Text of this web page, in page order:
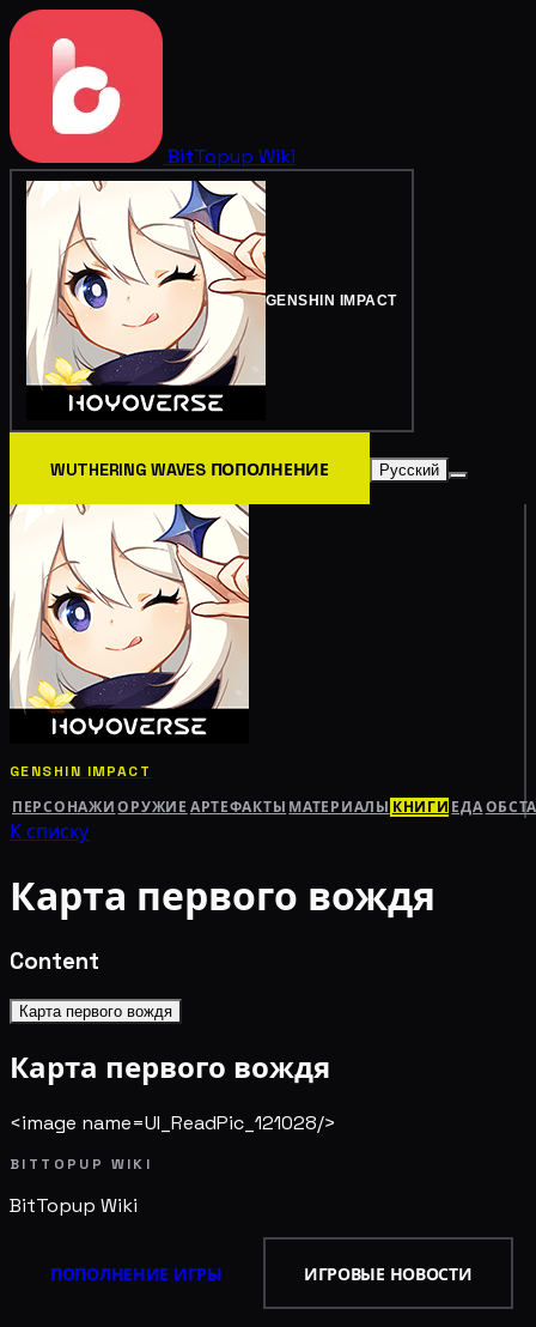
BitTopup Wiki
GENSHIN IMPACT
WUTHERING WAVES ПОПОЛНЕНИЕ Русский
GENSHIN IMPACT
ПЕРСОНАЖИ ОРУЖИЕ АРТЕФАКТЫ МАТЕРИАЛЫ КНИГИ ЕДА
К списку
Карта первого вождя
Content
Карта первого вождя
Карта первого вождя
<image name=UI_ReadPic_121028/>
BITTOPUP WIKI
BitTopup Wiki
ПОПОЛНЕНИЕ ИГРЫ ИГРОВЫЕ НОВОСТИ